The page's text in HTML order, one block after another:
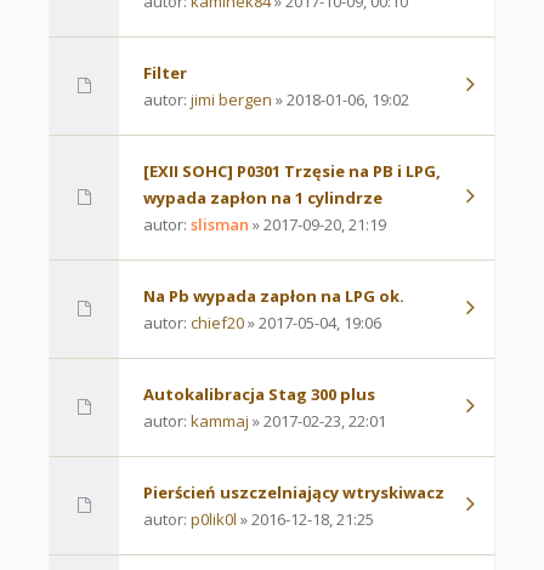
Filter
autor: jimi bergen » 2018-01-06, 19:02
[EXII SOHC] P0301 Trzęsie na PB i LPG,
wypada zapłon na 1 cylindrze
autor: slisman » 2017-09-20, 21:19
Na Pb wypada zapłon na LPG ok.
autor: chief20» 2017-05-04, 19:06
Autokalibracja Stag 300 plus
autor: kammaj » 2017-02-23, 22:01
Pierścień uszczelniający wtryskiwacz
autor: p0lik0l » 2016-12-18, 21:25